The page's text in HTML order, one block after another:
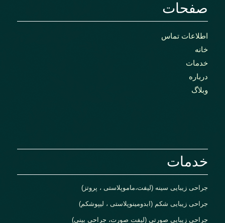
صفحات
اطلاعات تماس
خانه
خدمات
درباره
وبلاگ
خدمات
جراحی زیبایی سینه (لیفت،ماموپلاستی ، پروتز)
جراحی زیبایی شکم (ابدومینوپلاستی ، لیپوشکم)
جراحی زیبایی صورتی (لیفت صورت، جراحی بینی)